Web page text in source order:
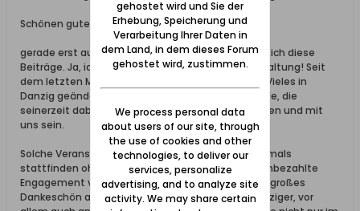
Schönen guten Abend,
gerade erst aus Deutschland zurückgekehrt, sehe ich diese
Beiträge. Ja, ich denke, das wird eine tolle Veranstaltung! Seit
dem letzten Mal in Danzig, vor 10 Jahren, hat sich Vieles in
Danzig geändert. Aber leider werden nicht mehr alle, die
seinerzeit dabei waren, diese Reise antreten können und mit
uns sein.
Solche Veranstaltungen bzw. Treffen könnten niemals
stattfinden ohne das große ehrenamtliche und unbezahlte
Engagement vieler aktiv Wirkender. Deswegen ein großes
Dankeschön an den Vorstand des Bundes der Danziger, vor
gehostet wird und Sie der
Erhebung, Speicherung und
Verarbeitung Ihrer Daten in
dem Land, in dem dieses Forum
gehostet wird, zustimmen.
We process personal data
about users of our site, through
the use of cookies and other
technologies, to deliver our
services, personalize
advertising, and to analyze site
activity. We may share certain